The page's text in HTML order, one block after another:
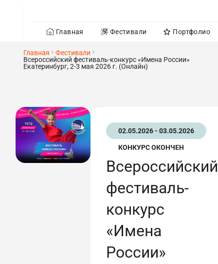
Главная Фестивали Портфолио
Главная
Фестивали
Всероссийский фестиваль-конкурс «Имена России»
Екатеринбург, 2-3 мая 2026 г. (Онлайн)
02.05.2026 - 03.05.2026
КОНКУРС ОКОНЧЕН
Всероссийский
фестиваль-
конкурс
«Имена
России»